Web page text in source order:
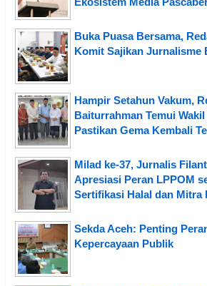
Buka Puasa Bersama,
Komit Sajikan Jurnalisme
Hampir Setahun Vakum,
Baiturrahman Temui
Pastikan Gema Kembali
Milad ke-37, Jurnalis
Apresiasi Peran LPPOM
Sertifikasi Halal dan Mitra
Sekda Aceh: Penting
Kepercayaan Publik